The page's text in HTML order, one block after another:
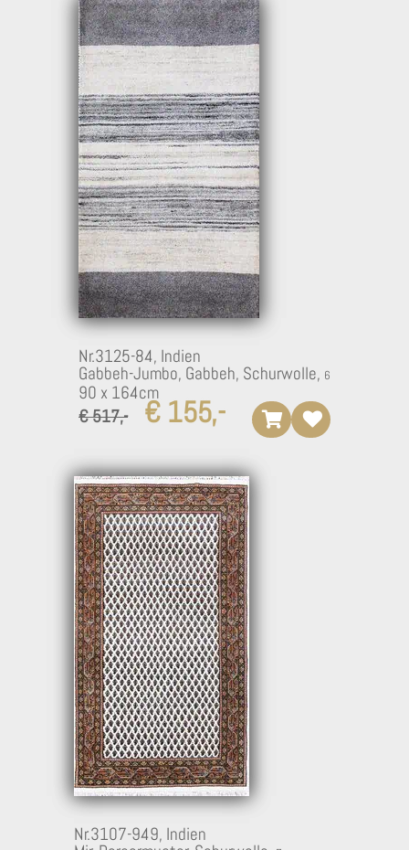
Nr.3125-84, Indien
Gabbeh-Jumbo, Gabbeh, Schurwolle,
90 x 164cm
€ 517,-
€ 155,-
Nr.3107-949, Indien